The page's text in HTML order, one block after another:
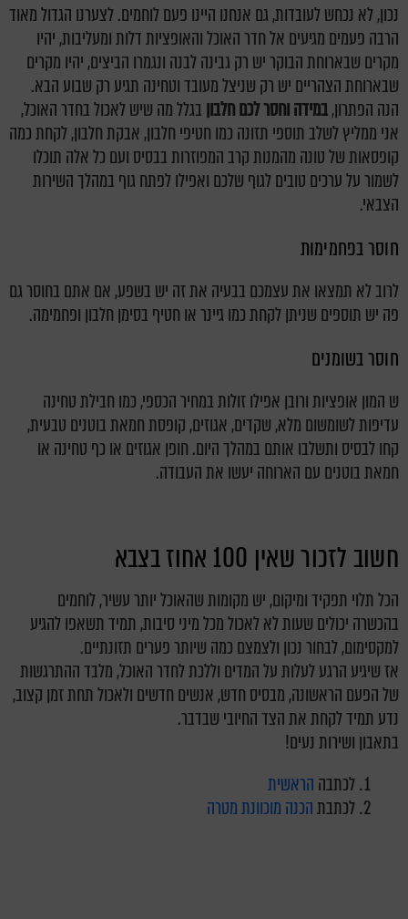
נכון, לא נכחש לעובדות, גם אנחנו היינו פעם לוחמים. לצערנו הגדול מאוד
הרבה פעמים מגיעים אל חדר האוכל והאופציות דלות ומעליבות, יהיו
מקרים שבארוחת הבוקר יש רק גבינה לבנה ונגמרו הביצים, יהיו מקרים
שבארוחת הצהריים יש רק שניצל מעובד וטחינה תגיע רק שבוע הבא.
הנה הפתרון,במידה וחסר לכם חלבון בגלל מה שיש לאכול בחדר האוכל,
אני ממליץ לשלב תוספי תזונה כמו חטיפי חלבון, אבקת חלבון, לקחת כמה
קופסאות של טונה מהמנות קרב המפוזרות בבסיס ועם כל אלה תוכלו
לשמור על ערכים טובים לגוף שלכם ואפילו לפתח גוף במהלך השירות
הצבאי.
חוסר בפחמימות
לרוב לא תמצאו את עצמכם בבעיה את זה יש בשפע, אם אתם בחוסר גם
פה יש תוספים שניתן לקחת כמו גיינר או חטיף בסימן חלבון ופחמימה.
חוסר בשומנים
ש המון אופציות ורובן אפילו זולות במחיר הכספי, כמו חבילת טחינה
עדיפות לשומשום מלא, שקדים, אגוזים, קופסת חמאת בוטנים טבעית,
קחו לבסיס ותשלבו אותם במהלך היום. חופן אגוזים או כף טחינה או
חמאת בוטנים עם הארוחה יעשו את העבודה.
חשוב לזכור שאין 100 אחוז בצבא
הכל תלוי תפקיד ומיקום, יש מקומות שהאוכל יותר עשיר, לוחמים
בהכשרה יכולים שעות לא לאכול מכל מיני סיבות, תמיד תשאפו להגיע
למקסימום, לבחור נכון ולצמצם כמה שיותר פערים תזונתיים.
אז שיגיע הרגע לעלות על המדים וללכת לחדר האוכל, מלבד ההתרגשות
של הפעם הראשונה, מבסיס חדש, אנשים חדשים ולאכול תחת זמן קצוב,
נדע תמיד לקחת את הצד החיובי שבדבר.
בתאבון ושירות נעים!
לכתבה הראשית
לכתבתהכנה מוכוונת מטרה